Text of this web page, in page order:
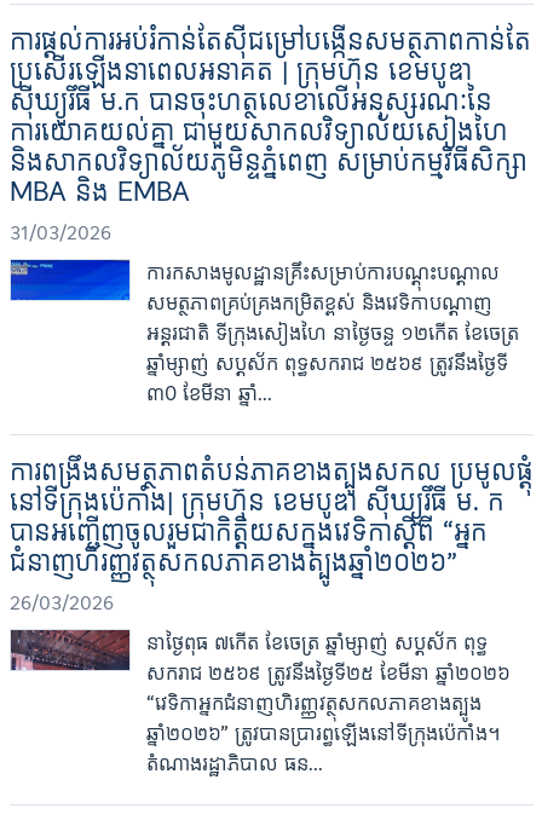
ការផ្តល់ការអប់រំកាន់តែស៊ីជម្រៅបង្កើនសមត្ថភាពកាន់តែ
ប្រសើរឡើងនាពេលអនាគត | ក្រុមហ៊ុន ខេមបូឌា
ស៊ីឃ្យួរឹធី ម.ក បានចុះហត្ថលេខាលើអនុស្សរណៈនៃ
ការយោគយល់គ្នា ជាមួយសាកលវិទ្យាល័យសៀងហៃ
និងសាកលវិទ្យាល័យភូមិន្ទភ្នំពេញ សម្រាប់កម្មវិធីសិក្សា
MBA និង EMBA
31/03/2026
ការកសាងមូលដ្ឋានគ្រឹះសម្រាប់ការបណ្តុះបណ្តាល
សមត្ថភាពគ្រប់គ្រងកម្រិតខ្ពស់ និងវេទិកាបណ្តាញ
អន្តរជាតិ ទីក្រុងសៀងហៃ នាថ្ងៃចន្ទ ១២កើត ខែចេត្រ
ឆ្នាំម្សាញ់ សប្តស័ក ពុទ្ធសករាជ ២៥៦៩ ត្រូវនឹងថ្ងៃទី
៣0 ខែមីនា ឆ្នាំ...
ការពង្រឹងសមត្ថភាពតំបន់ភាគខាងត្បូងសកល ប្រមូលផ្ដុំ
នៅទីក្រុងប៉េកាំង| ក្រុមហ៊ុន ខេមបូឌា ស៊ីឃ្យួរឹធី ម. ក
បានអញ្ជើញចូលរួមជាកិត្តិយសក្នុងវេទិកាស្ដីពី “អ្នក
ជំនាញហិរញ្ញវត្ថុសកលភាគខាងត្បូងឆ្នាំ២០២៦”
26/03/2026
នាថ្ងៃពុធ ៧កើត ខែចេត្រ ឆ្នាំម្សាញ់ សប្តស័ក ពុទ្ធ
សករាជ ២៥៦៩ ត្រូវនឹងថ្ងៃទី២៥ ខែមីនា ឆ្នាំ២០២៦
“វេទិកាអ្នកជំនាញហិរញ្ញវត្ថុសកលភាគខាងត្បូង
ឆ្នាំ២០២៦” ត្រូវបានប្រារព្ធឡើងនៅទីក្រុងប៉េកាំង។
តំណាងរដ្ឋាភិបាល ធន...